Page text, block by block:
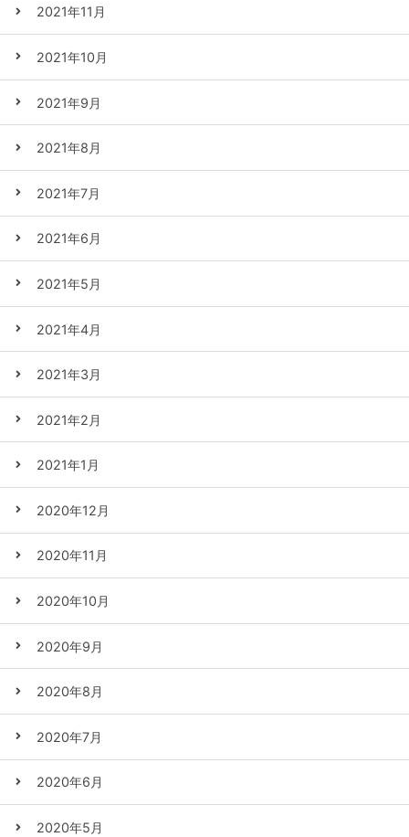
2021年11月
2021年10月
2021年9月
2021年8月
2021年7月
2021年6月
2021年5月
2021年4月
2021年3月
2021年2月
2021年1月
2020年12月
2020年11月
2020年10月
2020年9月
2020年8月
2020年7月
2020年6月
2020年5月